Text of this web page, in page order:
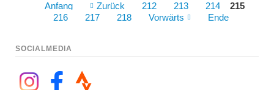
Anfang Zurück 212 213 214
215
216
217 218 Vorwärts Ende
SOCIALMEDIA